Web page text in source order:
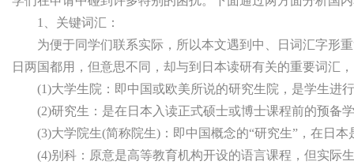
1、关键词汇：
为便于同学们联系实际，所以本文遇到中、日词汇字形重
日两国都用，但意思不同，却与到日本读研有关的重要词汇
(1)大学生院：即中国或欧美所说的研究生院，是学生进
(2)研究生：是在日本入读正式硕士或博士课程前的预备
(3)大学院生(简称院生)：即中国概念的“研究生”，在日本
(4)别科：原意是高等教育机构开设的语言课程，但实际